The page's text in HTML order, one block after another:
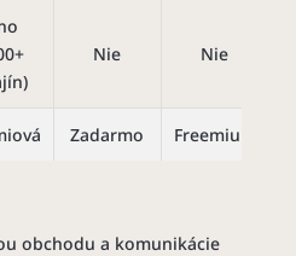
Nie Nie
Zadarmo Freemium
obchodu a komunikácie